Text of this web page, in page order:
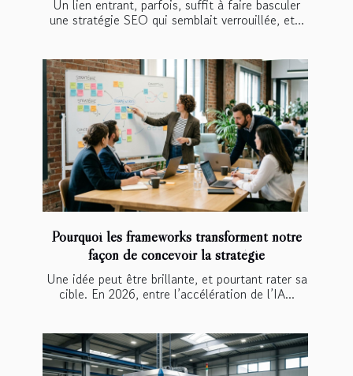
Un lien entrant, parfois, suffit à faire basculer
une stratégie SEO qui semblait verrouillée, et...
Pourquoi les frameworks transforment notre
façon de concevoir la stratégie
Une idée peut être brillante, et pourtant rater sa
cible. En 2026, entre l’accélération de l’IA...